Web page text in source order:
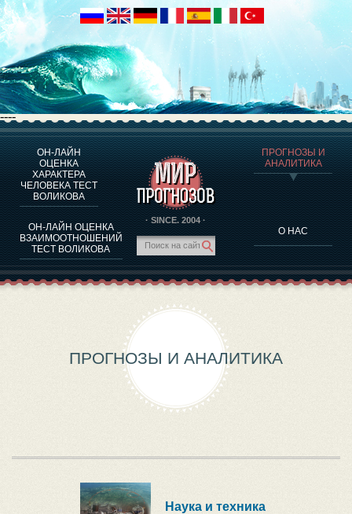
----
ОН-ЛАЙН
ОЦЕНКА
ХАРАКТЕРА
ЧЕЛОВЕКА ТЕСТ
ВОЛИКОВА
ОН-ЛАЙН ОЦЕНКА
ВЗАИМООТНОШЕНИЙ
ТЕСТ ВОЛИКОВА
· SINCE. 2004 ·
ПРОГНОЗЫ И
АНАЛИТИКА
О НАС
О ПРОГРАММЕ
ОЦЕНКА ХАРАКТЕРA ЧЕЛОВЕКА
ОЦЕНКА ХАРАКТЕРА ВЫДАЮЩИХСЯ ЛИЧНОСТЕЙ
О ПРОГРАММЕ
ТЕСТ НА СОВМЕСТИМОСТЬ ВОЛИКОВА
ПРОГНОЗЫ И АНАЛИТИКА
ПРОГНОЗЫ И АНАЛИТИКА
Наука и техника